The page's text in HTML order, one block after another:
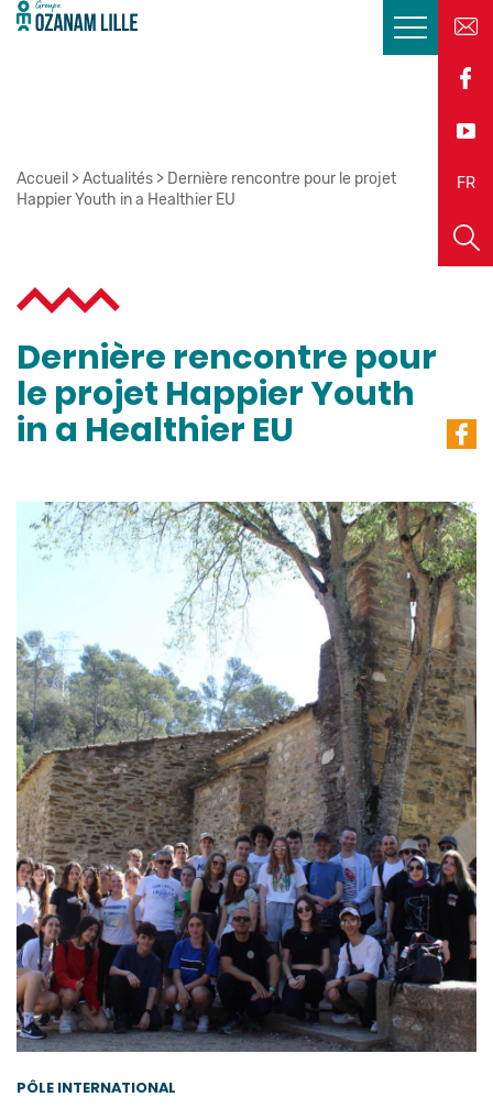
FR
EN
Accueil >Actualités > Dernière rencontre pour le projet
Happier Youth in a Healthier EU
Dernière rencontre pour
le projet Happier Youth
in a Healthier EU
PÔLE INTERNATIONAL